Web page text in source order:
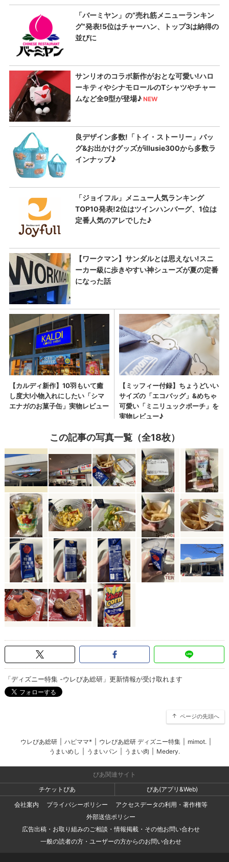
この記事の写真一覧（全18枚）
「ディズニー特集 -ウレぴあ総研」更新情報が受け取れます
ページの先頭へ
ウレぴあ総研 ハピママ* ウレぴあ総研 ディズニー特集 mimot.
うまいめし
うまいパン うまい肉 Medery.
ぴあ関連サイト
チケットぴあ
ぴあ(アプリ&Web)
会社案内
プライバシーポリシー
アクセスデータの利用・著作権等
外部送信ポリシー
広告出稿・お取り組みのご相談・情報掲載・その他お問い合わせ
一般の読者の方・ユーザーの方からのお問い合わせ